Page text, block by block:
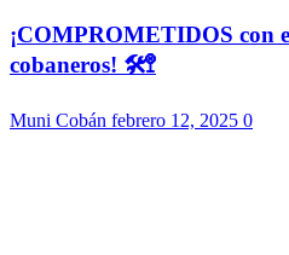
¡COMPROMETIDOS con
cobaneros! 🛠️🚏
Muni Cobán febrero 12, 2025 0